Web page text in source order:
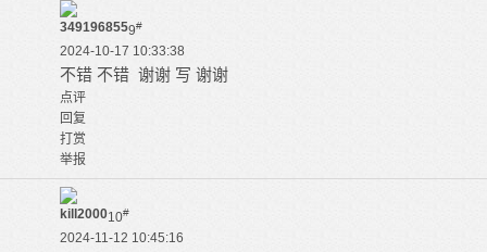
3491968559#
2024-10-17 10:33:38
不错 不错 谢谢 写 谢谢
点评
回复
打赏
举报
kill200010#
2024-11-12 10:45:16